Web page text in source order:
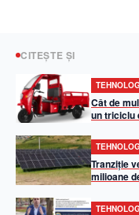
CITEȘTE ȘI
Cât de
un triciclu
Tranziție
milioane
energie